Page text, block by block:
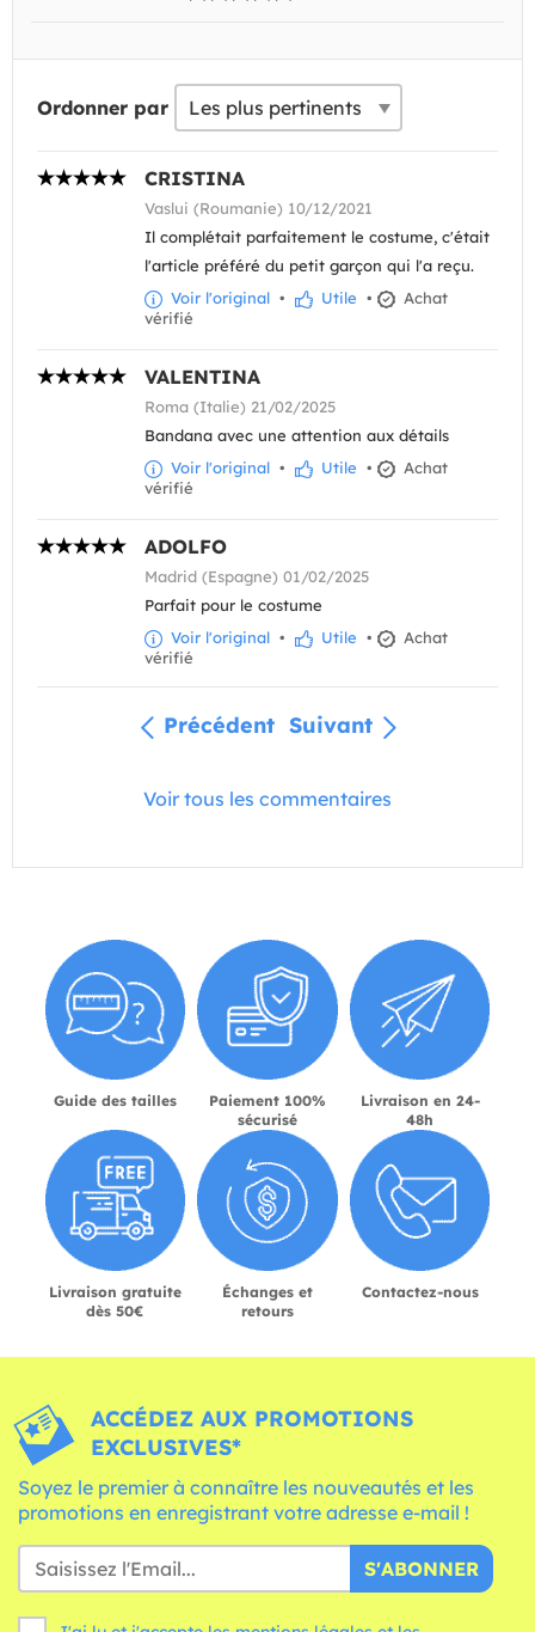
Ordonner par
CRISTINA
Vaslui (Roumanie) 10/12/2021
Il complétait parfaitement le costume, c'était
l'article préféré du petit garçon qui l'a reçu.
Voir l'original • Utile •
Achat
vérifié
VALENTINA
Roma (Italie) 21/02/2025
Bandana avec une attention aux détails
Voir l'original • Utile •
Achat
vérifié
ADOLFO
Madrid (Espagne) 01/02/2025
Parfait pour le costume
Voir l'original • Utile •
Achat
vérifié
Précédent Suivant
Voir tous les commentaires
Guide des tailles
Paiement 100%
sécurisé
Livraison en 24-
48h
Livraison gratuite
dès 50€
Échanges et
retours
Contactez-nous
ACCÉDEZ AUX PROMOTIONS
EXCLUSIVES*
Soyez le premier à connaître les nouveautés et les
promotions en enregistrant votre adresse e-mail !
S'ABONNER